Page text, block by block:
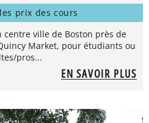
prix des cours
centre ville de Boston près de
Market, pour étudiants ou
pros...
EN SAVOIR PLUS